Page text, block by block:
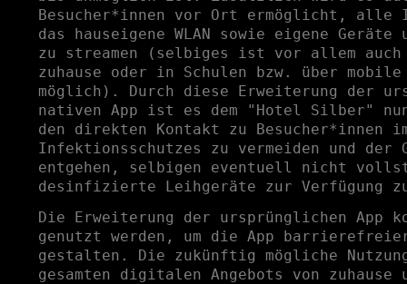
Besucher*innen vor Ort ermöglicht, alle
das hauseigene WLAN sowie eigene Geräte
zu streamen (selbiges ist vor allem auch
zuhause oder in Schulen bzw. über mobile
möglich). Durch diese Erweiterung der
nativen App ist es dem "Hotel Silber"
den direkten Kontakt zu Besucher*innen
Infektionsschutzes zu vermeiden und der
entgehen, selbigen eventuell nicht
desinfizierte Leihgeräte zur Verfügung
Die Erweiterung der ursprünglichen App
genutzt werden, um die App
gestalten. Die zukünftig mögliche
gesamten digitalen Angebots von zuhause